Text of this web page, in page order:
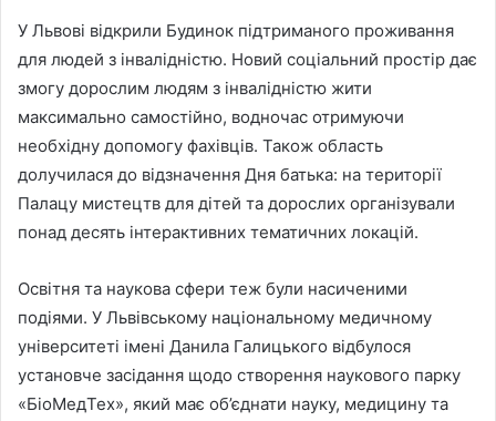
У Львові відкрили Будинок підтриманого проживання
для людей з інвалідністю. Новий соціальний простір дає
змогу дорослим людям з інвалідністю жити
максимально самостійно, водночас отримуючи
необхідну допомогу фахівців. Також область
долучилася до відзначення Дня батька: на території
Палацу мистецтв для дітей та дорослих організували
понад десять інтерактивних тематичних локацій.
Освітня та наукова сфери теж були насиченими
подіями. У Львівському національному медичному
університеті імені Данила Галицького відбулося
установче засідання щодо створення наукового парку
«БіоМедТех», який має об’єднати науку, медицину та